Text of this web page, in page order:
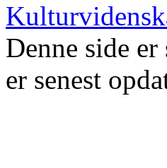
Denne side
er senest